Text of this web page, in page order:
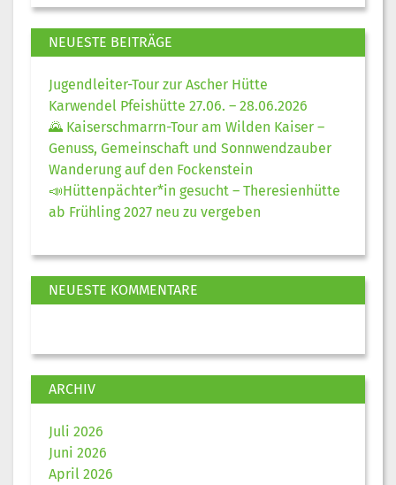
NEUESTE BEITRÄGE
Jugendleiter-Tour zur Ascher Hütte
Karwendel Pfeishütte 27.06. – 28.06.2026
🌄 Kaiserschmarrn-Tour am Wilden Kaiser –
Genuss, Gemeinschaft und Sonnwendzauber
Wanderung auf den Fockenstein
📣Hüttenpächter*in gesucht – Theresienhütte
ab Frühling 2027 neu zu vergeben
NEUESTE KOMMENTARE
ARCHIV
Juli 2026
Juni 2026
April 2026